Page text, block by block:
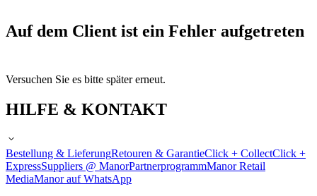
Auf dem Client ist ein Fehler aufgetreten
Versuchen Sie es bitte später erneut.
HILFE & KONTAKT
Bestellung & LieferungRetouren & GarantieClick + CollectClick +
ExpressSuppliers @ ManorPartnerprogrammManor Retail
MediaManor auf WhatsApp